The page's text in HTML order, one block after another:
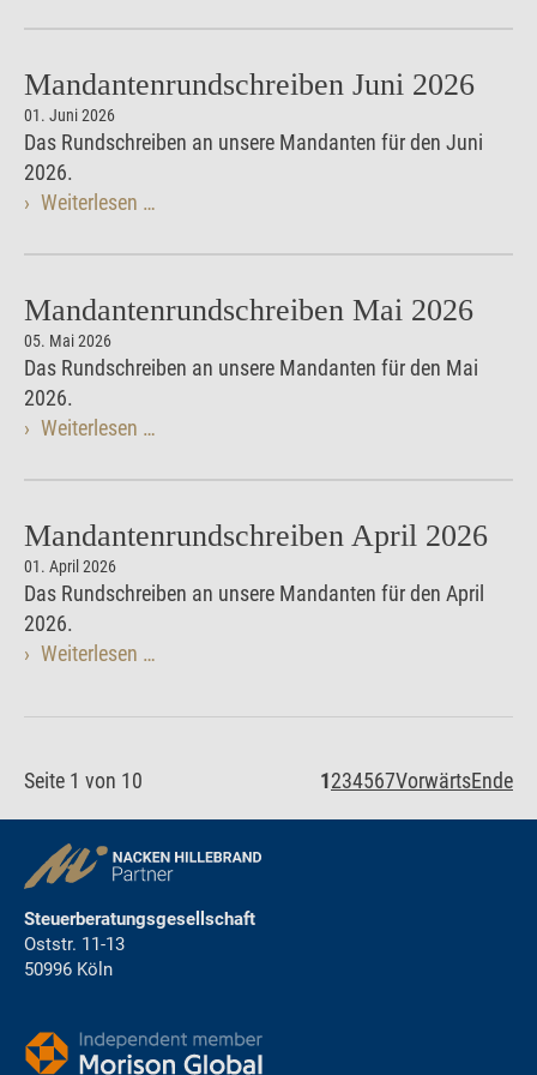
Mandantenrundschreiben Juni 2026
01. Juni 2026
Das Rundschreiben an unsere Mandanten für den Juni
2026.
Weiterlesen …
Mandantenrundschreiben Mai 2026
05. Mai 2026
Das Rundschreiben an unsere Mandanten für den Mai
2026.
Weiterlesen …
Mandantenrundschreiben April 2026
01. April 2026
Das Rundschreiben an unsere Mandanten für den April
2026.
Weiterlesen …
Seite 1 von 10 1234567VorwärtsEnde
Steuerberatungsgesellschaft
Oststr. 11-13
50996 Köln